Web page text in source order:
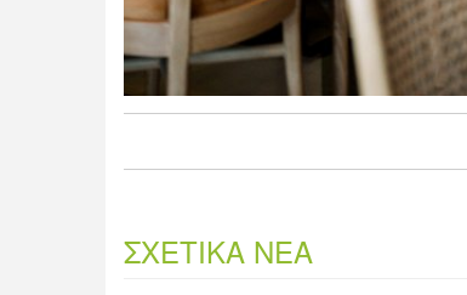
ΣΧΕΤΙΚΑ ΝΕΑ